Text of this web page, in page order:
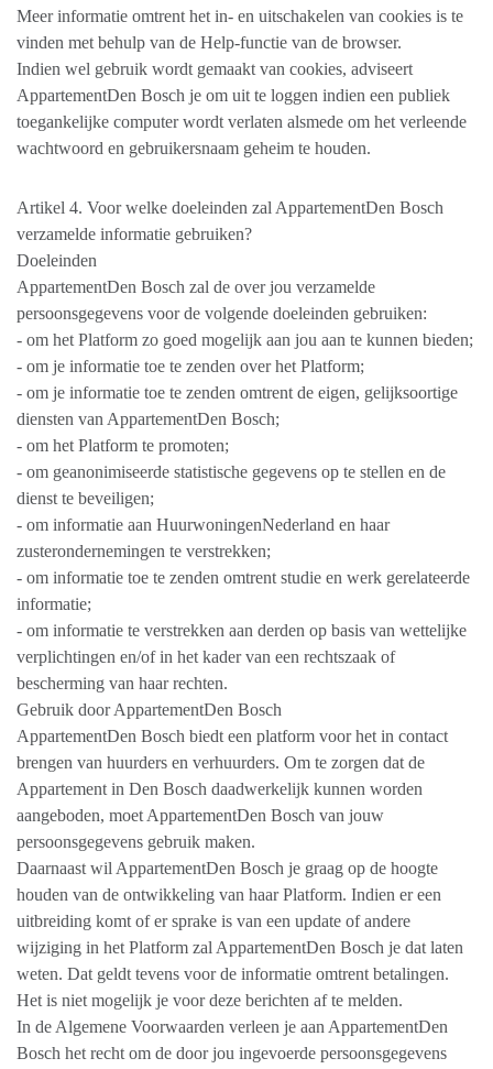
Meer informatie omtrent het in- en uitschakelen van cookies is te
vinden met behulp van de Help-functie van de browser.
Indien wel gebruik wordt gemaakt van cookies, adviseert
AppartementDen Bosch je om uit te loggen indien een publiek
toegankelijke computer wordt verlaten alsmede om het verleende
wachtwoord en gebruikersnaam geheim te houden.
Artikel 4. Voor welke doeleinden zal AppartementDen Bosch
verzamelde informatie gebruiken?
Doeleinden
AppartementDen Bosch zal de over jou verzamelde
persoonsgegevens voor de volgende doeleinden gebruiken:
- om het Platform zo goed mogelijk aan jou aan te kunnen bieden;
- om je informatie toe te zenden over het Platform;
- om je informatie toe te zenden omtrent de eigen, gelijksoortige
diensten van AppartementDen Bosch;
- om het Platform te promoten;
- om geanonimiseerde statistische gegevens op te stellen en de
dienst te beveiligen;
- om informatie aan HuurwoningenNederland en haar
zusterondernemingen te verstrekken;
- om informatie toe te zenden omtrent studie en werk gerelateerde
informatie;
- om informatie te verstrekken aan derden op basis van wettelijke
verplichtingen en/of in het kader van een rechtszaak of
bescherming van haar rechten.
Gebruik door AppartementDen Bosch
AppartementDen Bosch biedt een platform voor het in contact
brengen van huurders en verhuurders. Om te zorgen dat de
Appartement in Den Bosch daadwerkelijk kunnen worden
aangeboden, moet AppartementDen Bosch van jouw
persoonsgegevens gebruik maken.
Daarnaast wil AppartementDen Bosch je graag op de hoogte
houden van de ontwikkeling van haar Platform. Indien er een
uitbreiding komt of er sprake is van een update of andere
wijziging in het Platform zal AppartementDen Bosch je dat laten
weten. Dat geldt tevens voor de informatie omtrent betalingen.
Het is niet mogelijk je voor deze berichten af te melden.
In de Algemene Voorwaarden verleen je aan AppartementDen
Bosch het recht om de door jou ingevoerde persoonsgegevens